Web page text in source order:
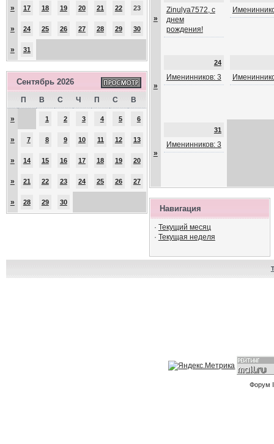
» 17 18 19 20 21 22 23
» 24 25 26 27 28 29 30
» 31
Сентябрь 2026
П В С Ч П С В
» 1 2 3 4 5 6
» 7 8 9 10 11 12 13
» 14 15 16 17 18 19 20
» 21 22 23 24 25 26 27
» 28 29 30
»
Zinulya7572, с
днем
рождения!
»
24
Именинников: 3
»
31
Именинников: 3
Навигация
· Текущий месяц
· Текущая неделя
Форум